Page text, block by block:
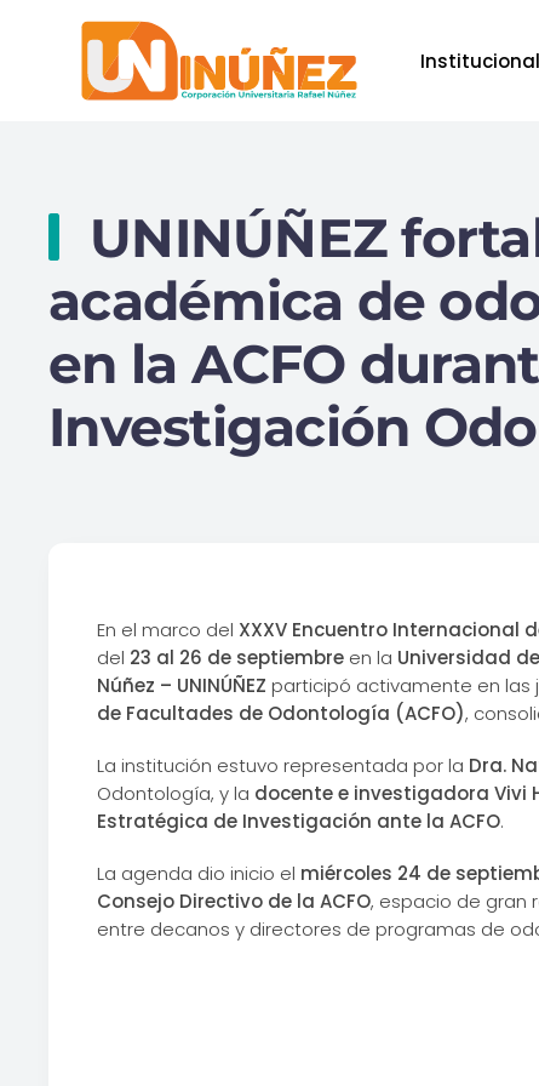
Skip to main content Institucional
UNINÚÑEZ
académica de
en la ACFO
Investigación
En el marco del XXXV Encuentro Internacional
del 23 al 26 de septiembre en la Universidad
Núñez – UNINÚÑEZ participó activamente en las
de Facultades de Odontología (ACFO),
La institución estuvo representada por la Dra.
Odontología, y la docente e investigadora Vivi
Estratégica de Investigación ante la ACFO.
La agenda dio inicio el miércoles 24 de
Consejo Directivo de la ACFO, espacio de gran
entre decanos y directores de programas de